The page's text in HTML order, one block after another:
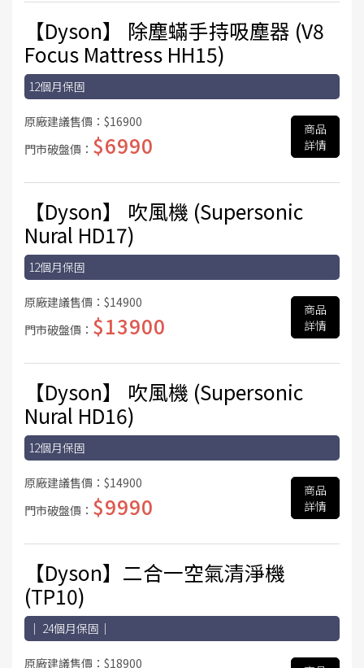
【Dyson】 除塵蟎手持吸塵器 (V8
Focus Mattress HH15)
12個月保固
原廠建議售價： $16900
門市破盤價： $6990
商品
詳情
【Dyson】 吹風機 (Supersonic
Nural HD17)
12個月保固
原廠建議售價： $14900
門市破盤價： $13900
商品
詳情
【Dyson】 吹風機 (Supersonic
Nural HD16)
12個月保固
原廠建議售價： $14900
門市破盤價： $9990
商品
詳情
【Dyson】二合一空氣清淨機
(TP10)
｜ 24個月保固｜
原廠建議售價： $18900